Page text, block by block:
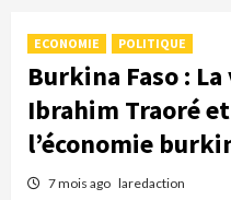
ECONOMIE POLITIQUE
Burkina Faso :
Ibrahim Traoré et
l’économie
7 mois ago laredaction